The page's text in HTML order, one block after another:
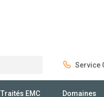
Service
Traités EMC Domaines